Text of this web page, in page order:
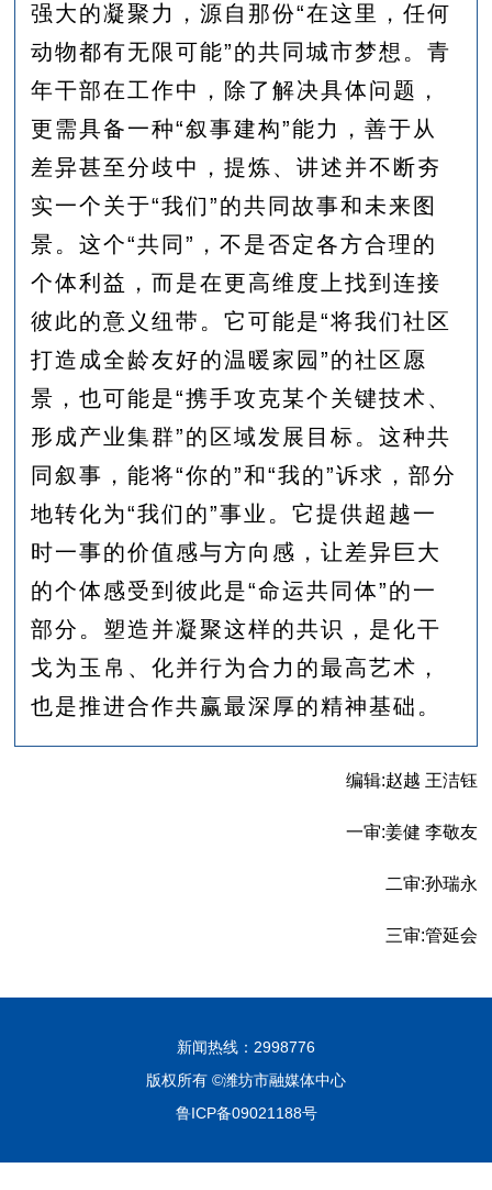
强大的凝聚力，源自那份“在这里，任何
动物都有无限可能”的共同城市梦想。青
年干部在工作中，除了解决具体问题，
更需具备一种“叙事建构”能力，善于从
差异甚至分歧中，提炼、讲述并不断夯
实一个关于“我们”的共同故事和未来图
景。这个“共同”，不是否定各方合理的
个体利益，而是在更高维度上找到连接
彼此的意义纽带。它可能是“将我们社区
打造成全龄友好的温暖家园”的社区愿
景，也可能是“携手攻克某个关键技术、
形成产业集群”的区域发展目标。这种共
同叙事，能将“你的”和“我的”诉求，部分
地转化为“我们的”事业。它提供超越一
时一事的价值感与方向感，让差异巨大
的个体感受到彼此是“命运共同体”的一
部分。塑造并凝聚这样的共识，是化干
戈为玉帛、化并行为合力的最高艺术，
也是推进合作共赢最深厚的精神基础。
编辑:赵越 王洁钰
一审:姜健 李敬友
二审:孙瑞永
三审:管延会
新闻热线：2998776
版权所有 ©潍坊市融媒体中心
鲁ICP备09021188号